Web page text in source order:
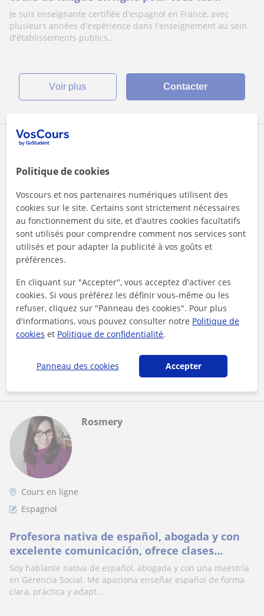
niveaux
Je suis enseignante certifiée d'espagnol en France, avec
plusieurs années d'expérience dans l'enseignement au sein
d'établissements publics...
voir plus Contacter
Cours en ligne
Espagnol
Apprenez l’Espagnol avec une Professeure
Je suis professeure native et je propose des cours d’espagnol
spécialement conçus pour les francophones, adaptés à tous
les niveaux — du dé...
voir plus Contacter
Rosmery
Cours en ligne
Espagnol
Profesora nativa de español, abogada y con
excelente comunicación, ofrece clases
particulares de español en línea para todos.
Soy hablante nativa de español, abogada y con una maestría
en Gerencia Social. Me apasiona enseñar español de forma
clara, práctica y adapt...
Politique de cookies
Voscours et nos partenaires numériques utilisent des
cookies sur le site. Certains sont strictement nécessaires
au fonctionnement du site, et d'autres cookies facultatifs
sont utilisés pour comprendre comment nos services sont
utilisés et pour adapter la publicité à vos goûts et
préférences.
En cliquant sur "Accepter", vous acceptez d'activer ces
cookies. Si vous préférez les définir vous-même ou les
refuser, cliquez sur "Panneau des cookies". Pour plus
d'informations, vous pouvez consulter notre Politique de
cookies et Politique de confidentialité.
Panneau des cookies Accepter